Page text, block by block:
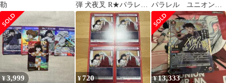
勒
弾 犬夜叉 R★パラレル
日暮かごめ SR5枚犬夜
叉他
パラレル ユニオンア
リーナ 犬夜叉
¥3,999 ¥720 ¥13,333